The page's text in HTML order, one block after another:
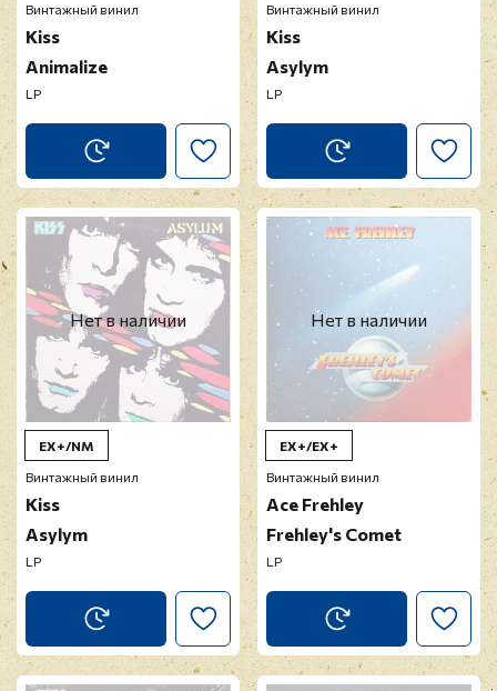
Винтажный винил
Kiss
Animalize
LP
Винтажный винил
Kiss
Asylym
LP
Нет в наличии
EX+/NM
Винтажный винил
Kiss
Asylym
LP
Нет в наличии
EX+/EX+
Винтажный винил
Ace Frehley
Frehley's Comet
LP